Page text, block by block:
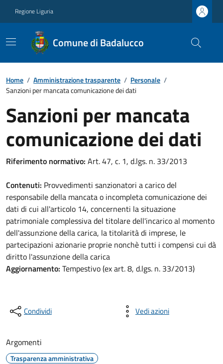
Regione Liguria
Comune di Badalucco
Home / Amministrazione trasparente / Personale /
Sanzioni per mancata comunicazione dei dati
Sanzioni per mancata
comunicazione dei dati
Riferimento normativo: Art. 47, c. 1, d.lgs. n. 33/2013
Contenuti: Provvedimenti sanzionatori a carico del
responsabile della mancata o incompleta comunicazione dei
dati di cui all'articolo 14, concernenti la situazione
patrimoniale complessiva del titolare dell'incarico al momento
dell'assunzione della carica, la titolarità di imprese, le
partecipazioni azionarie proprie nonchè tutti i compensi cui dà
diritto l'assunzione della carica
Aggiornamento: Tempestivo (ex art. 8, d.lgs. n. 33/2013)
Condividi Vedi azioni
Argomenti
Trasparenza amministrativa